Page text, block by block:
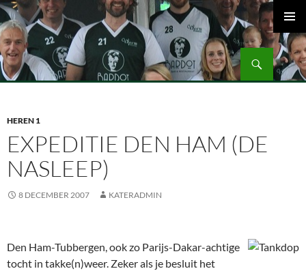
Ga
naar
de
inhoud
Volleybalvereniging Vips Bardot
Zoeken
MENU
HEREN 1
EXPEDITIE DEN HAM (DE
NASLEEP)
8 DECEMBER 2007 KATERADMIN
Den Ham-Tubbergen, ook zo Parijs-Dakar-achtige
tocht in takke(n)weer. Zeker als je besluit het